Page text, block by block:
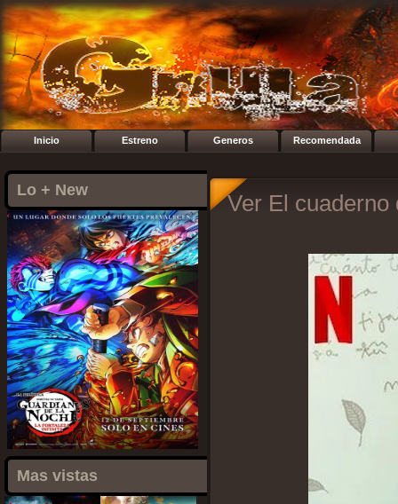
Inicio Estreno Generos Recomendada
Lo + New
Mas vistas
Ver El cuaderno